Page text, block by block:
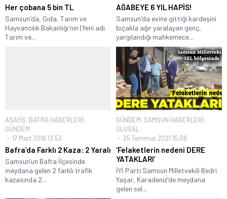
Her çobana 5 bin TL
Samsun'da, Gıda, Tarım ve
Hayvancılık Bakanlığı'nın (Yeni adı
Tarım ve...
AĞABEYE 6 YIL HAPİS!
Samsun'da evine gittiği kardeşini
bıçakla ağır yaralayan genç,
yargılandığı mahkemece...
ASAYİŞ, BAFRA HABERLERİ,
GÜNDEM
17 Mart 2016 13:53
Bafra’da Farklı 2 Kaza: 2 Yaralı
Samsun’un Bafra İlçesinde
meydana gelen 2 farklı trafik
kazasında 2...
GÜNDEM, SAMSUN HABERLERİ,
ULUSAL
25 Temmuz 2021 15:08
‘Felaketlerin nedeni DERE
YATAKLARI’
İYİ Parti Samsun Milletvekili Bedri
Yaşar, Karadeniz'de meydana
gelen sel...